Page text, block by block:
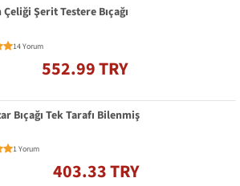
Şerit Testere Bıçağı
14 Yorum
552.99 TRY
Bıçağı Tek Tarafı Bilenmiş
1 Yorum
403.33 TRY